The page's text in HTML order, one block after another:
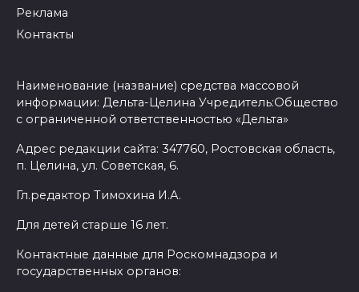
Реклама
Контакты
Наименование (название) средства массовой
информации: Дельта-Целина Учредитель:Общество
с ограниченной ответственностью «Дельта»
Адрес редакции сайта: 347760, Ростовская область,
п. Целина, ул. Советская, 6.
Гл.редактор Тимохина И.А.
Для детей старше 16 лет.
Контактные данные для Роскомнадзора и
государственных органов: